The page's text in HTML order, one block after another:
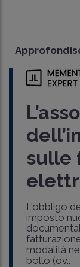
sulle
L'obbligo
imposto
modalità
bollo (ov..